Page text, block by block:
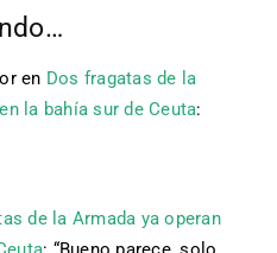
en Dos fragatas de la
la bahía sur de Ceuta:
de la Armada ya operan